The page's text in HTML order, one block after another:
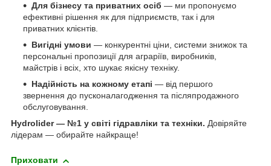
Для бізнесу та приватних осіб — ми пропонуємо
ефективні рішення як для підприємств, так і для
приватних клієнтів.
Вигідні умови — конкурентні ціни, системи знижок та
персональні пропозиції для аграріїв, виробників,
майстрів і всіх, хто шукає якісну техніку.
Надійність на кожному етапі — від першого
звернення до пусконалагодження та післяпродажного
обслуговування.
Hydrolider — №1 у світі гідравліки та техніки. Довіряйте
лідерам — обирайте найкраще!
Приховати